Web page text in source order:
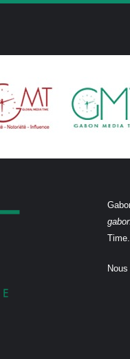
Time.